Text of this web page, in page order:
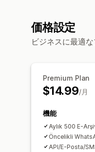
価格設定
ビジネスに最適
Premium Plan
$14.99/月
機能
Aylık 500 E-
Öncelikli
API/E-Posta/